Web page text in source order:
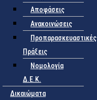
Αποφάσεις
Ανακοινώσεις
Προπαρασκευαστικές
Πράξεις
Νομολογία
Δ.Ε.Κ.
Δικαιώματα